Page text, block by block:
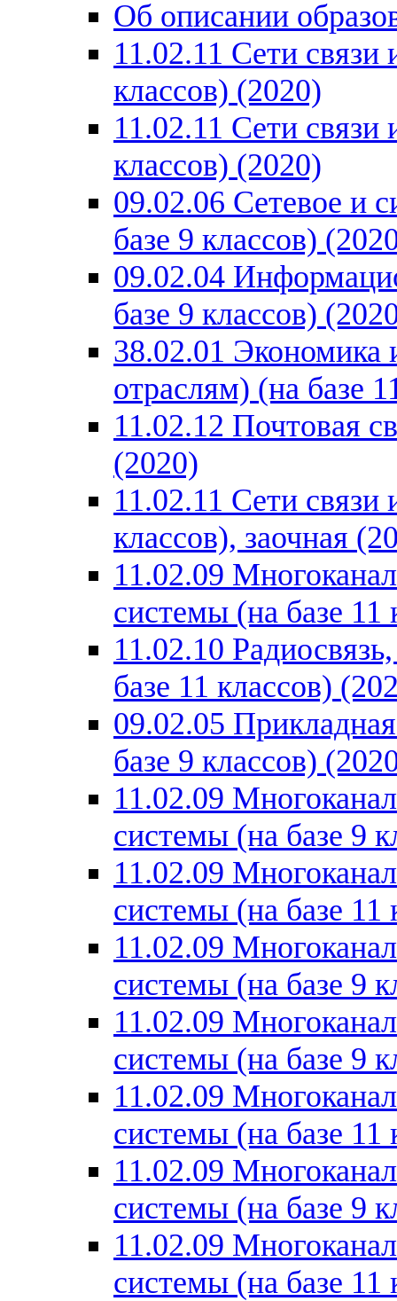
Об описании
11.02.11 Сети
классов) (2020)
11.02.11 Сети
классов) (2020)
09.02.06 Сетевое и
базе 9 классов)
09.02.04
базе 9 классов)
38.02.01 Экономика
отраслям) (на базе
11.02.12 Почтовая
(2020)
11.02.11 Сети
классов), заочная
11.02.09
системы (на базе 11
11.02.10
базе 11 классов)
09.02.05
базе 9 классов)
11.02.09
системы (на базе 9
11.02.09
системы (на базе 11
11.02.09
системы (на базе 9
11.02.09
системы (на базе 9
11.02.09
системы (на базе 11
11.02.09
системы (на базе 9
11.02.09
системы (на базе 11